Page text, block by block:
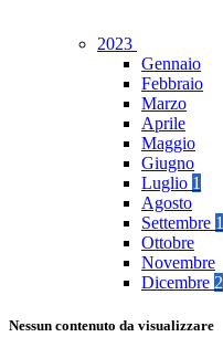
2023
Gennaio
Febbraio
Marzo
Aprile
Maggio
Giugno
Luglio 1
Agosto
Settembre 1
Ottobre
Novembre
Dicembre 2
Nessun contenuto da visualizzare